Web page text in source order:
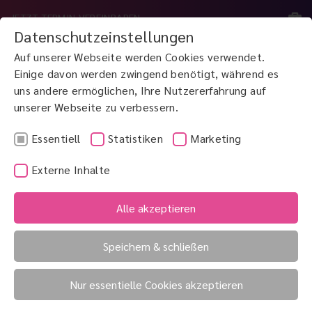
Datenschutzeinstellungen
Auf unserer Webseite werden Cookies verwendet.
Einige davon werden zwingend benötigt, während es
uns andere ermöglichen, Ihre Nutzererfahrung auf
unserer Webseite zu verbessern.
Essentiell Statistiken Marketing
Externe Inhalte
Alle akzeptieren
Speichern & schließen
Nur essentielle Cookies akzeptieren
JETZT TERMIN VEREINBAREN
JETZT ANRUFEN0800 3 100 900
Ptosis Pupillendifferenz
Pupille
Pupille